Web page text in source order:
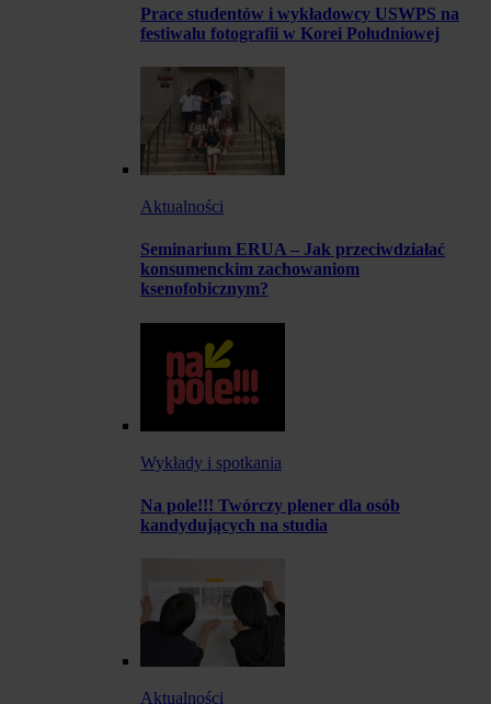
Prace studentów i wykładowcy USWPS na
festiwalu fotografii w Korei Południowej
Aktualności
Seminarium ERUA – Jak przeciwdziałać
konsumenckim zachowaniom
ksenofobicznym?
Wykłady i spotkania
Na pole!!! Twórczy plener dla osób
kandydujących na studia
Aktualności